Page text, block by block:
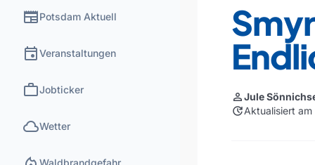
newspaperPotsdam Aktuell
eventVeranstaltungen
workJobticker
cloudWetter
Waldbrandgefahr
personJule
updateAktualisiert